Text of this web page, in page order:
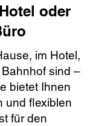
oder
im Hotel,
sind –
bietet Ihnen
und flexiblen
für den